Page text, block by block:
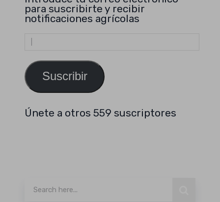
para suscribirte y recibir
notificaciones agrícolas
Dirección
de
Suscribir
Únete a otros 559 suscriptores